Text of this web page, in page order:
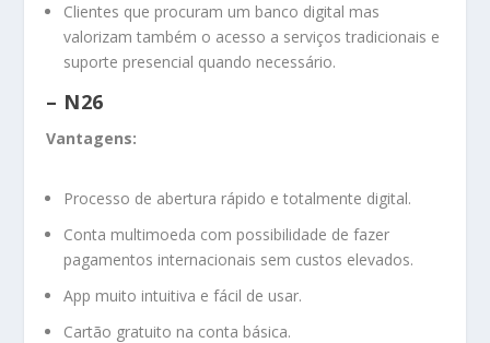
Clientes que procuram um banco digital mas
valorizam também o acesso a serviços tradicionais e
suporte presencial quando necessário.
– N26
Vantagens:
Processo de abertura rápido e totalmente digital.
Conta multimoeda com possibilidade de fazer
pagamentos internacionais sem custos elevados.
App muito intuitiva e fácil de usar.
Cartão gratuito na conta básica.